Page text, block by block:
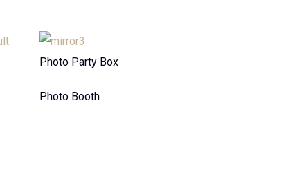
Photo Party Box
Photo Booth